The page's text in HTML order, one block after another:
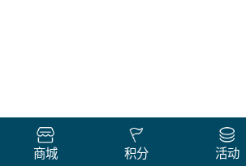
商城 积分 活动